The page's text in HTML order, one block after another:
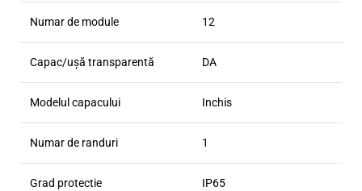
Numar de module 12
Capac/ușă transparentă DA
Modelul capacului Inchis
Numar de randuri 1
Grad protectie IP65